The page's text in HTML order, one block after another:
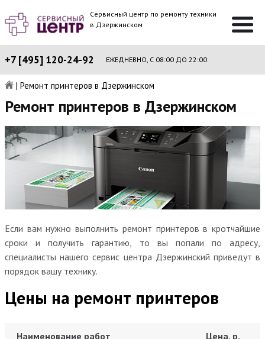
Сервисный центр по ремонту техники
в Дзержинском
+7 [495] 120-24-92 ЕЖЕДНЕВНО, С 08:00 ДО 22:00
| Ремонт принтеров в Дзержинском
Ремонт принтеров в Дзержинском
Если вам нужно выполнить ремонт принтеров в кротчайшие
сроки и получить гарантию, то вы попали по адресу,
специалисты нашего сервис центра Дзержинский приведут в
порядок вашу технику.
Цены на ремонт принтеров
Наименование работ Цена, р.